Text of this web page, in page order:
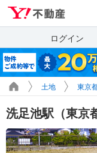
ログイン
土地 東京
洗足池駅（東京